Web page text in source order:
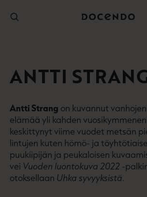
sisältöön
ANTTI
Antti Strang on kuvannut
elämää yli kahden
keskittynyt viime vuodet metsän
lintujen kuten hömö- ja
puukiipijän ja peukaloisen
vei Vuoden luontokuva 2022 -
otoksellaan Uhka syvyyksistä.